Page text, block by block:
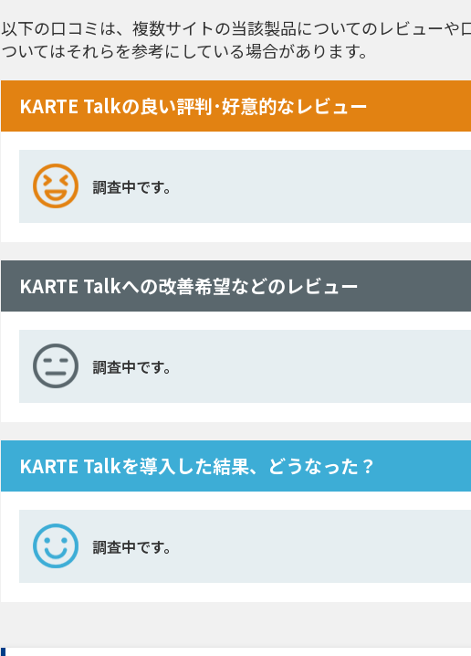
以下の口コミは、複数サイトの当該製品についてのレビューや
ついてはそれらを参考にしている場合があります。
KARTE Talkの良い評判･好意的なレビュー
調査中です。
KARTE Talkへの改善希望などのレビュー
調査中です。
KARTE Talkを導入した結果、どうなった？
調査中です。